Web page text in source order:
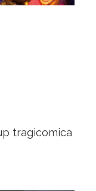
tragicomica